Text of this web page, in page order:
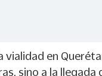
vialidad en
sino a la